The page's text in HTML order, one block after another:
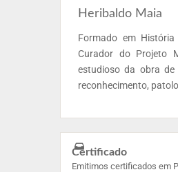
Heribaldo Maia
Formado em
Curador do Projeto
estudioso da obra de
reconhecimento,
Certificado
Emitimos certificados em